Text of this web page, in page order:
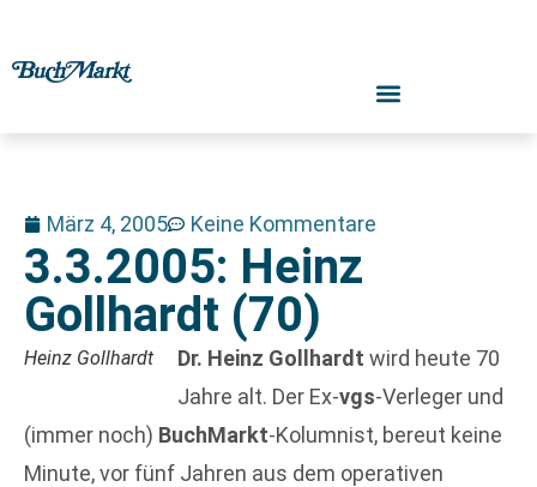
März 4, 2005 Keine Kommentare
3.3.2005: Heinz
Gollhardt (70)
Heinz Gollhardt Dr. Heinz Gollhardt wird heute 70
Jahre alt. Der Ex-vgs-Verleger und
(immer noch) BuchMarkt-Kolumnist, bereut keine
Minute, vor fünf Jahren aus dem operativen